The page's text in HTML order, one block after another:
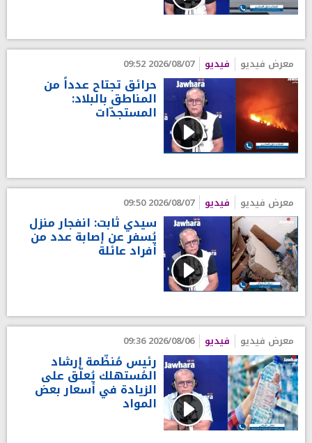
معرض فيديو فيديو 2026/08/07 09:52
حرائق تجتاح عدداً من
المناطق بالبلاد:
المستجدّات
معرض فيديو فيديو 2026/08/07 09:50
سيدي ثابت: انفجار منزل
يُسفر عن إصابة عدد من
أفراد عائلة
معرض فيديو فيديو 2026/08/06 09:36
رئيس مُنظّمة إرشاد
المُستهلك يُعلّق على
الزيادة في أسعار بعض
المواد